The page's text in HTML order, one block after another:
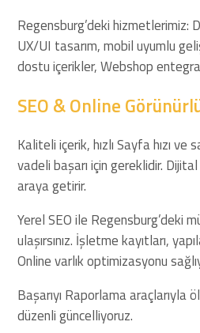
Regensburg’deki hizmetlerimiz:
UX/UI tasarım, mobil uyumlu
dostu içerikler, Webshop
SEO & Online
Kaliteli içerik, hızlı Sayfa hızı ve
vadeli başarı için gereklidir. Dijital
araya getirir.
Yerel SEO ile Regensburg’deki
ulaşırsınız. İşletme kayıtları,
Online varlık optimizasyonu
Başarıyı Raporlama araçlarıyla
düzenli güncelliyoruz.